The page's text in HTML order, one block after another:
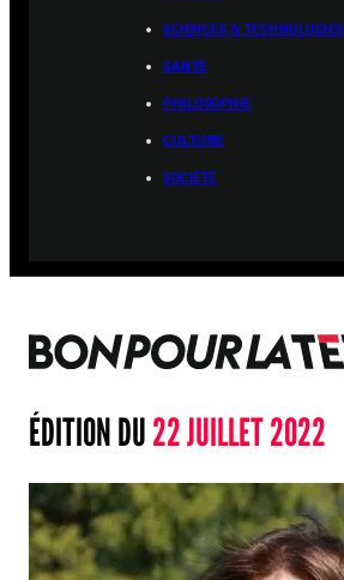
SCIENCES & TECHNOLOGIES
SANTÉ
PHILOSOPHIE
CULTURE
SOCIÉTÉ
ÉDITION DU22 JUILLET 2022